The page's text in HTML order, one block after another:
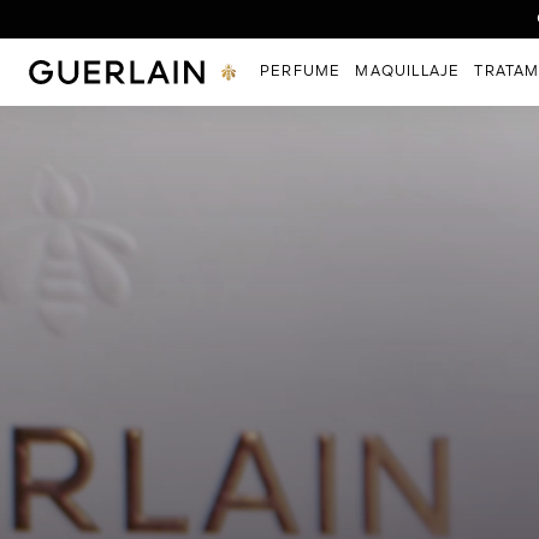
Guerlain - (Volver a la página de inicio)
PERFUME MAQUILLAJE